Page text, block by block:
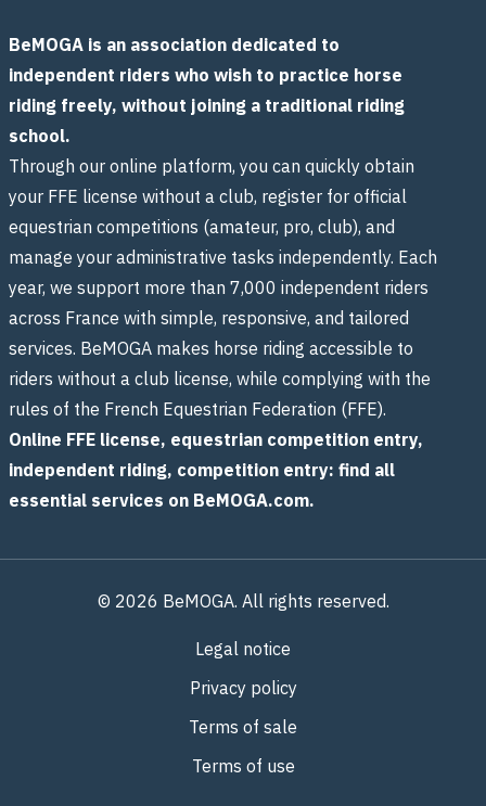
BeMOGA is an association dedicated to
independent riders who wish to practice horse
riding freely, without joining a traditional riding
school.
Through our online platform, you can quickly obtain
your FFE license without a club, register for official
equestrian competitions (amateur, pro, club), and
manage your administrative tasks independently. Each
year, we support more than 7,000 independent riders
across France with simple, responsive, and tailored
services. BeMOGA makes horse riding accessible to
riders without a club license, while complying with the
rules of the French Equestrian Federation (FFE).
Online FFE license, equestrian competition entry,
independent riding, competition entry: find all
essential services on BeMOGA.com.
© 2026 BeMOGA. All rights reserved.
Legal notice
Privacy policy
Terms of sale
Terms of use